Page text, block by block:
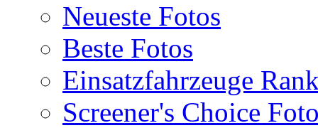
Neueste Fotos
Beste Fotos
Einsatzfahrzeuge
Screener's Choice